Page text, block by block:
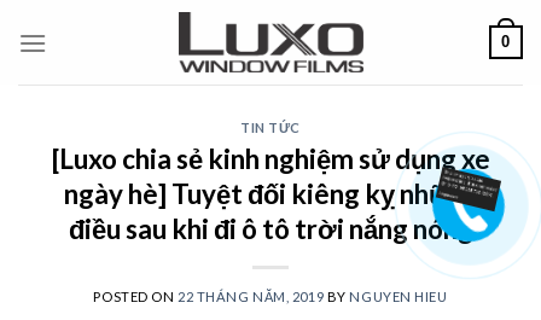
0
TIN TỨC
[Luxo chia sẻ kinh nghiệm sử dụng xe
ngày hè] Tuyệt đối kiêng kỵ những
điều sau khi đi ô tô trời nắng nóng
POSTED ON 22 THÁNG NĂM, 2019 BY NGUYEN HIEU